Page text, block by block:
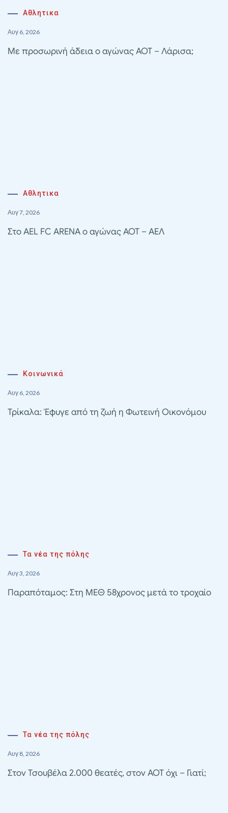
Αθλητικα
Αυγ 6, 2026
Με προσωρινή άδεια ο αγώνας ΑΟΤ – Λάρισα;
Αθλητικα
Αυγ 7, 2026
Στο AEL FC ARENA ο αγώνας ΑΟΤ – ΑΕΛ
Κοινωνικά
Αυγ 6, 2026
Τρίκαλα: Έφυγε από τη ζωή η Φωτεινή Οικονόμου
Τα νέα της πόλης
Αυγ 3, 2026
Παραπόταμος: Στη ΜΕΘ 58χρονος μετά το τροχαίο
Τα νέα της πόλης
Αυγ 8, 2026
Στον Τσουβέλα 2.000 θεατές, στον ΑΟΤ όχι – Γιατί;